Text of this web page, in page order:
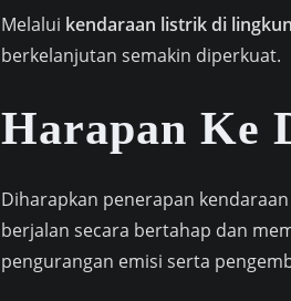
Melalui kendaraan listrik di
berkelanjutan semakin diperkuat.
Harapan Ke
Diharapkan penerapan
berjalan secara bertahap dan
pengurangan emisi serta